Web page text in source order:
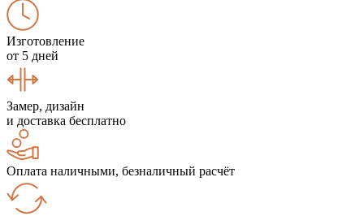
Изготовление
от 5 дней
Замер, дизайн
и доставка бесплатно
Оплата наличными, безналичный расчёт